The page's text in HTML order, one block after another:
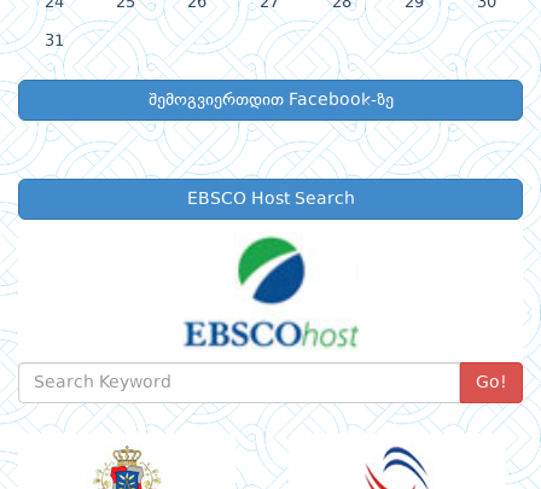
31
შემოგვიერთდით Facebook-ზე
EBSCO Host Search
Go!